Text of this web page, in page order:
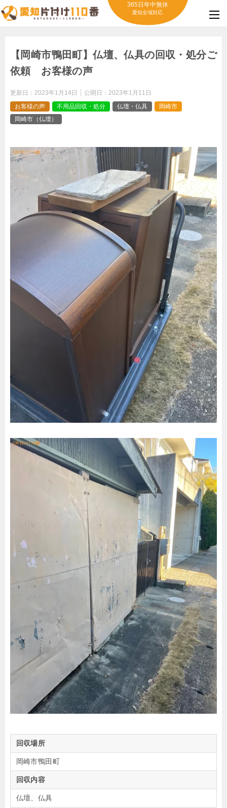
365日年中無休
愛知全域対応
【岡崎市鴨田町】仏壇、仏具の回収・処分ご
依頼 お客様の声
更新日： 2023年1月14日 公開日： 2023年1月11日
お客様の声
不用品回収・処分 仏壇・仏具
岡崎市
岡崎市（仏壇）
回収場所
岡崎市鴨田町
回収内容
仏壇、仏具